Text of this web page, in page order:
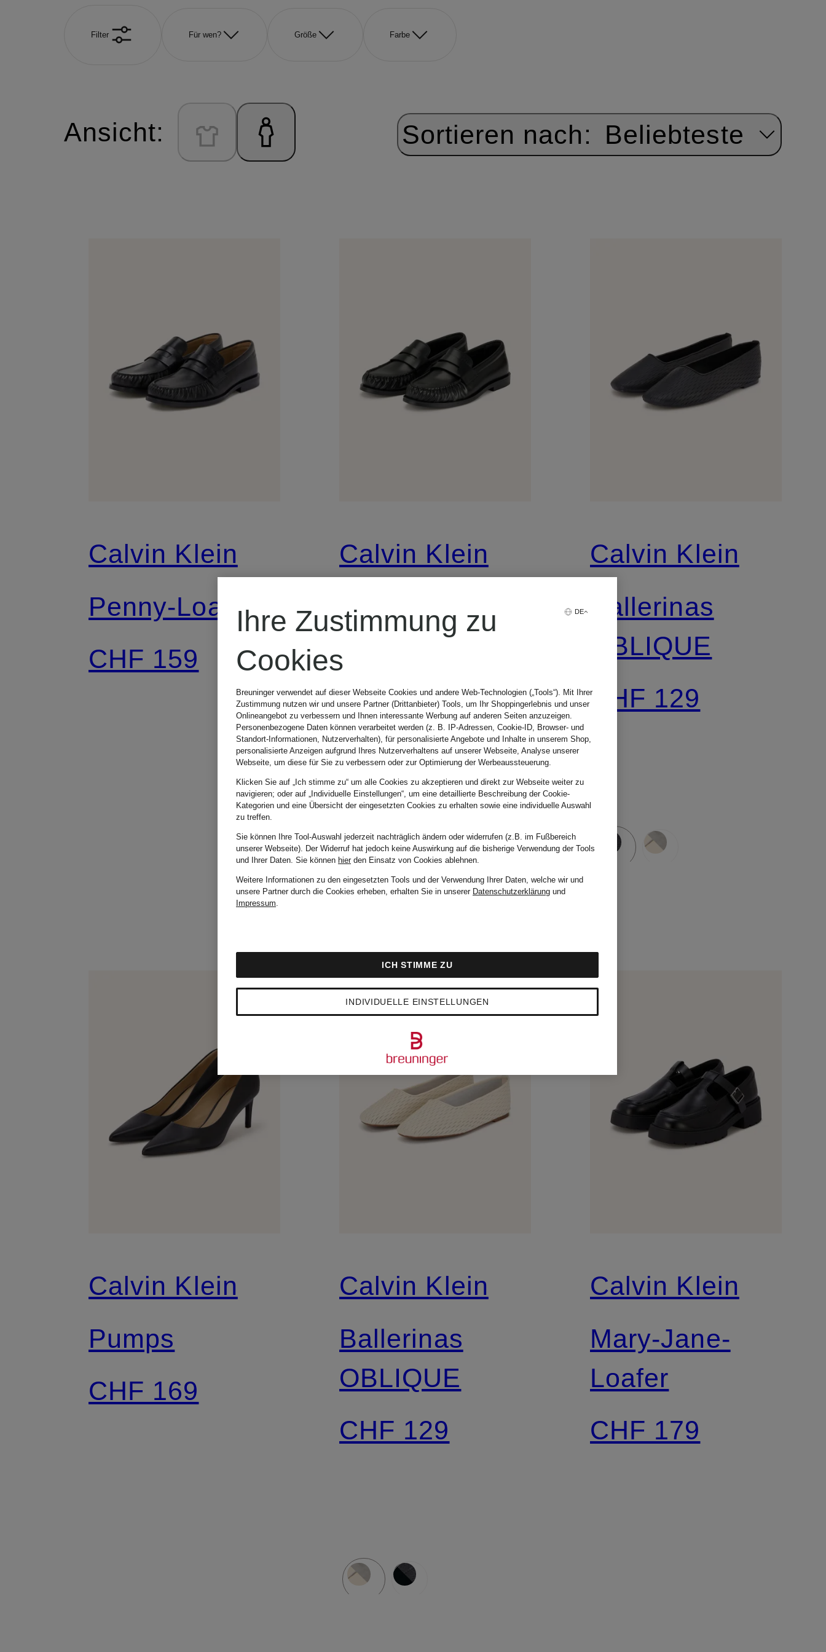
Filter Für wen? Größe Farbe
Ansicht: Sortieren nach: Beliebteste
Calvin Klein
Penny-Loafer
CHF 159
Calvin Klein
Penny-Loafer
CHF 169
Calvin Klein
Ballerinas
OBLIQUE
CHF 129
Calvin Klein
Pumps
CHF 169
Calvin Klein
Ballerinas
OBLIQUE
CHF 129
Calvin Klein
Mary-Jane-
Loafer
CHF 179
DE
Ihre Zustimmung zu
Cookies
Breuninger verwendet auf dieser Webseite Cookies und andere Web-Technologien („Tools“). Mit Ihrer
Zustimmung nutzen wir und unsere Partner (Drittanbieter) Tools, um Ihr Shoppingerlebnis und unser
Onlineangebot zu verbessern und Ihnen interessante Werbung auf anderen Seiten anzuzeigen.
Personenbezogene Daten können verarbeitet werden (z. B. IP-Adressen, Cookie-ID, Browser- und
Standort-Informationen, Nutzerverhalten), für personalisierte Angebote und Inhalte in unserem Shop,
personalisierte Anzeigen aufgrund Ihres Nutzerverhaltens auf unserer Webseite, Analyse unserer
Webseite, um diese für Sie zu verbessern oder zur Optimierung der Werbeaussteuerung.
Klicken Sie auf „Ich stimme zu“ um alle Cookies zu akzeptieren und direkt zur Webseite weiter zu
navigieren; oder auf „Individuelle Einstellungen“, um eine detaillierte Beschreibung der Cookie-
Kategorien und eine Übersicht der eingesetzten Cookies zu erhalten sowie eine individuelle Auswahl
zu treffen.
Sie können Ihre Tool-Auswahl jederzeit nachträglich ändern oder widerrufen (z.B. im Fußbereich
unserer Webseite). Der Widerruf hat jedoch keine Auswirkung auf die bisherige Verwendung der Tools
und Ihrer Daten. Sie können hierden Einsatz von Cookies ablehnen.
Weitere Informationen zu den eingesetzten Tools und der Verwendung Ihrer Daten, welche wir und
unsere Partner durch die Cookies erheben, erhalten Sie in unserer Datenschutzerklärung und
Impressum.
INDIVIDUELLE EINSTELLUNGEN
ICH STIMME ZU